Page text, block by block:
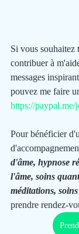
Si vous souhaitez
contribuer à
messages
pouvez me faire
https://paypal.me/
Pour bénéficier
d'âme, hypnose
l'âme, soins
méditations,
prendre rendez-